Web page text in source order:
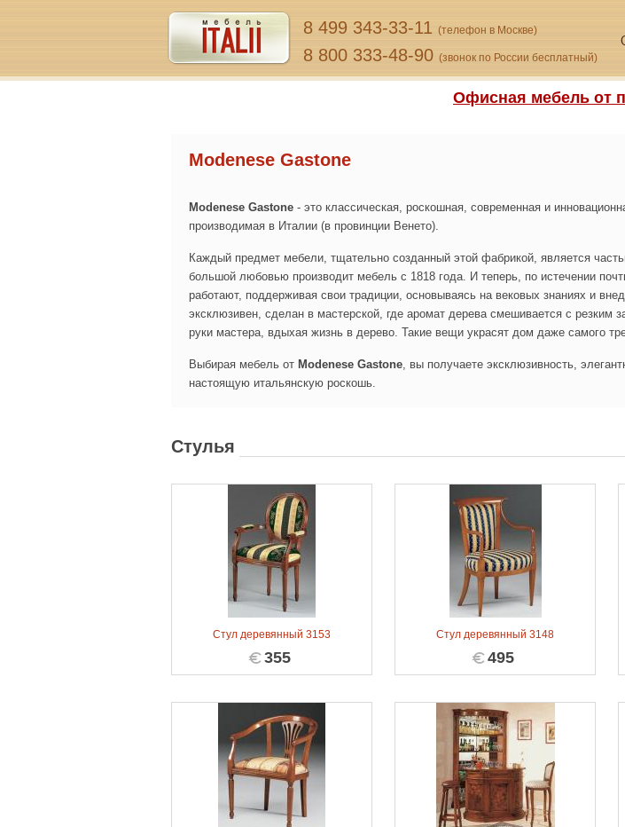
8 499 343-33-11 (телефон в Москве)
8 800 333-48-90 (звонок по России бесплатный)
Офисная мебель от
Modenese Gastone
Modenese Gastone - это классическая, роскошная, современная и
производимая в Италии (в провинции Венето).
Каждый предмет мебели, тщательно созданный этой фабрикой, является
большой любовью производит мебель с 1818 года. И теперь, по истечении
работают, поддерживая свои традиции, основываясь на вековых знаниях и
эксклюзивен, сделан в мастерской, где аромат дерева смешивается с резким
руки мастера, вдыхая жизнь в дерево. Такие вещи украсят дом даже самого
Выбирая мебель от Modenese Gastone, вы получаете эксклюзивность,
настоящую итальянскую роскошь.
Стулья
Стул деревянный 3153
355
Стул деревянный 3148
495